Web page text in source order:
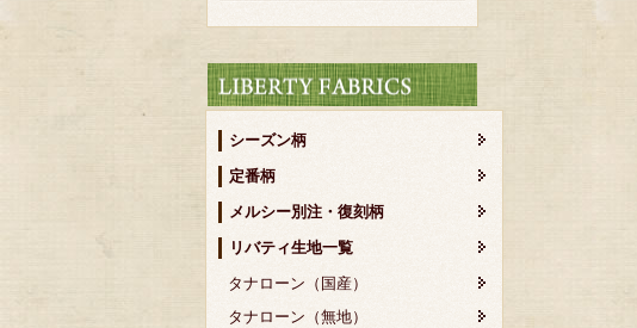
シーズン柄
定番柄
メルシー別注・復刻柄
リバティ生地一覧
タナローン（国産）
タナローン（無地）